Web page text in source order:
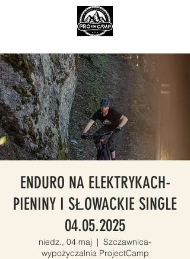
ENDURO NA ELEKTRYKACH-
PIENINY I SŁOWACKIE SINGLE
04.05.2025
niedz., 04 maj
  |
Szczawnica-
wypożyczalnia ProjectCamp